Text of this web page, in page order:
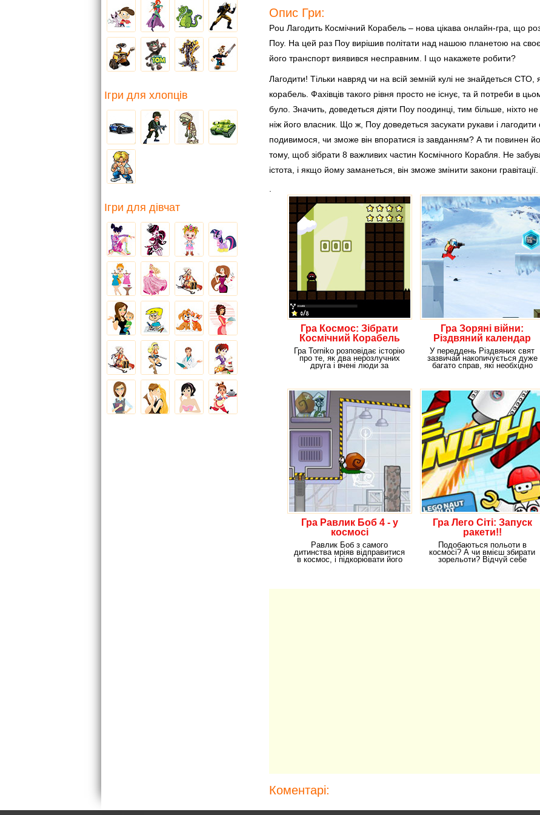
Опис Гри:
Pou Лагодить Космічний Корабель – нова цікава онлайн-гра, що
Поу. На цей раз Поу вирішив політати над нашою планетою на
його транспорт виявився несправним. І що накажете робити?
Лагодити! Тільки навряд чи на всій земній кулі не знайдеться СТО,
корабель. Фахівців такого рівня просто не існує, та й потреби в
було. Значить, доведеться діяти Поу поодинці, тим більше, ніхто
ніж його власник. Що ж, Поу доведеться засукати рукави і
подивимося, чи зможе він впоратися із завданням? А ти повинен
тому, щоб зібрати 8 важливих частин Космічного Корабля. Не
істота, і якщо йому заманеться, він зможе змінити закони гравітації.
Гра Космос: Зібрати
Космічний Корабель
Гра Torniko розповідає історію
про те, як два нерозлучних
друга і вчені люди за
Гра Зоряні війни:
Різдвяний календар
У переддень Різдвяних свят
зазвичай накопичується дуже
багато справ, які необхідно
Гра Равлик Боб 4 - у
космосі
Равлик Боб з самого
дитинства мріяв відправитися
в космос, і підкорювати його
Гра Лего Сіті: Запуск
ракети!!
Подобаються польоти в
космосі? А чи вмієш збирати
зорельоти? Відчуй себе
Коментарі:
Ігри для хлопців
Ігри для дівчат